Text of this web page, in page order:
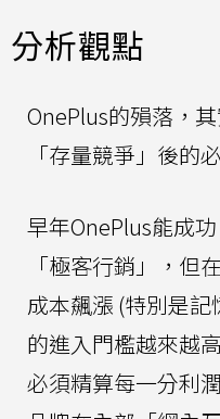
分析觀點
OnePlus的殞落，
「存量競爭」後的
早年OnePlus能成
「極客行銷」，但
成本飆漲 (特別是記
的進入門檻越來越
必須精算每一分利